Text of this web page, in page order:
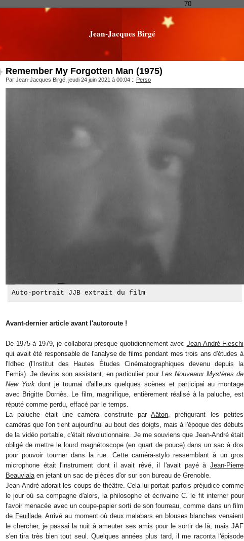
70
Jean-Jacques Birgé
Remember My Forgotten Man (1975)
Par Jean-Jacques Birgé, jeudi 24 juin 2021 à 00:04 :: Perso
Auto-portrait JJB extrait du film
Avant-dernier article avant l'autoroute !
De 1975 à 1979, je collaborai presque quotidiennement avec Jean-André Fieschi
qui avait été responsable de l'analyse de films pendant mes trois ans d'études à
l'Idhec (l'Institut des Hautes Études Cinématographiques devenu depuis la
Femis). Je devins son assistant, en particulier pourLes Nouveaux Mystères de
New Yorkdont je tournai d'ailleurs quelques scènes et participai au montage
avec Brigitte Dornès. Le film, magnifique, entièrement réalisé à la paluche, est
réputé comme perdu, effacé par le temps.
La paluche était une caméra construite parAäton, préfigurant les petites
caméras que l'on tient aujourd'hui au bout des doigts, mais à l'époque des débuts
de la vidéo portable, c'était révolutionnaire. Je me souviens que Jean-André était
obligé de mettre le lourd magnétoscope (en quart de pouce) dans un sac à dos
pour pouvoir tourner dans la rue. Cette caméra-stylo ressemblant à un gros
microphone était l'instrument dont il avait rêvé, il l'avait payé à Jean-Pierre
Beauvialaen jetant un sac de pièces d'or sur son bureau de Grenoble.
Jean-André adorait les coups de théâtre. Cela lui portait parfois préjudice comme
le jour où sa compagne d'alors, la philosophe et écrivaine C. le fit interner pour
l'avoir menacée avec un coupe-papier sorti de son fourreau, comme dans un film
de Feuillade. Arrivé au moment où deux malabars en blouses blanches venaient
le chercher, je passai la nuit à ameuter ses amis pour le sortir de là, mais JAF
s'en tira très bien tout seul. Quelques années plus tard, il me raconta l'épisode